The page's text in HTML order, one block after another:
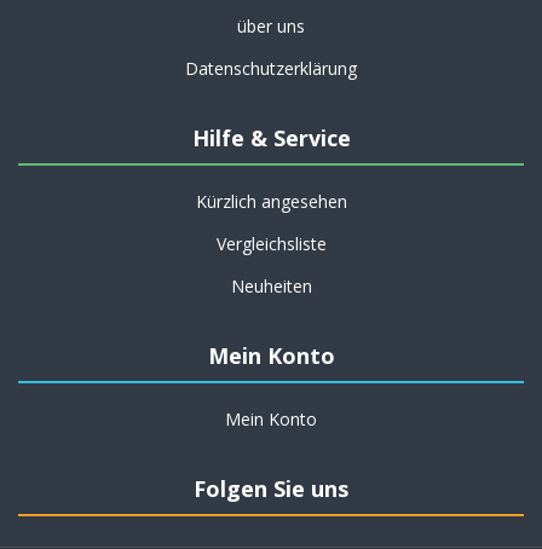
über uns
Datenschutzerklärung
Hilfe & Service
Kürzlich angesehen
Vergleichsliste
Neuheiten
Mein Konto
Mein Konto
Folgen Sie uns